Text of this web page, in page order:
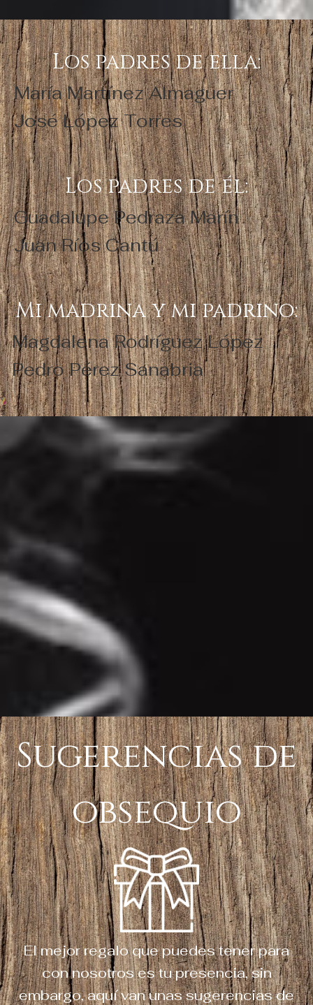
Los padres de ella:
María Martínez Almaguer
José López Torres
Los padres de él:
Guadalupe Pedraza Marín
Juan Ríos Cantú
Mi madrina y mi padrino:
Magdalena Rodríguez López
Pedro Pérez Sanabria
Sugerencias de
obsequio
El mejor regalo que puedes tener para
con nosotros es tu presencia, sin
embargo, aquí van unas sugerencias de